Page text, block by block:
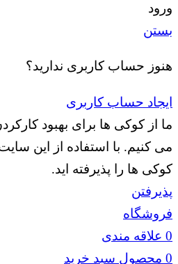
ورود
بستن
هنوز حساب کاربری ندارید؟
ایجاد حساب کاربری
ما از کوکی ها برای بهبود
می کنیم. با استفاده از این
کوکی ها را پذیرفته اید.
پذیرفتن
فروشگاه
0 علاقه مندی
0 محصول سبد خرید